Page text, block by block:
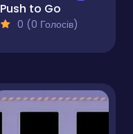
Push to Go
0 (0 Голосів)